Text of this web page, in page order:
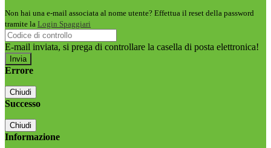
Non hai una e-mail associata al nome utente? Effettua il reset della password
tramite la Login Spaggiari
E-mail inviata, si prega di controllare la casella di posta elettronica!
Errore
Chiudi
Successo
Chiudi
Informazione